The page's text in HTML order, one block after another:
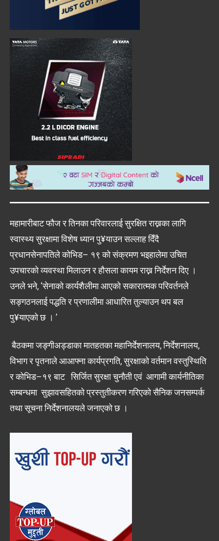
महामारीबाट फौज र तिनका परिवारलाई सुरक्षित राख्नका लागि
स्वास्थ्य सुरक्षामा विशेष ध्यान पु¥याउन सल्लाह दिँदै
प्रधानसेनापतिले कोभिड– १९ को संक्रमण भइहालेमा उचित
उपचारको व्यवस्था मिलाउन र हौसला कायम राख्न निर्देशन दिए ।
उनले भने, ‘सेनाको कार्यशैलीमा आएको सकारात्मक परिवर्तनले
सङ्गठनलाई पद्धति र प्रणालीमा आधारित तुल्याउन थप बल
पु¥याएको छ । ’
बैठकमा जङ्गीअड्डाका मातहतका महानिर्देशनालय, निर्देशनालय,
विभाग र पृतनाले आआफ्ना कार्यप्रगति, सुरक्षाको वर्तमान वस्तुस्थिति
र कोभिड–१९ बाट सिर्जित सुरक्षा चुनौती एवं आगामी कार्यनीतिका
सम्बन्धमा सुझावसहितको प्रस्तुतीकरण गरिएको सैनिक जनसम्पर्क
तथा सूचना निर्देशनालयले जनाएको छ ।